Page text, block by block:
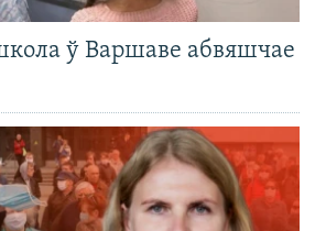
ў Варшаве абвяшчае